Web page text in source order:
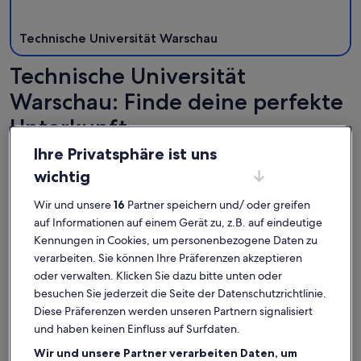
Technische Universität Warschau
Technische Universität
Warschau: Finde deine perfekte
Unterkunft
Weitere Infos zu Villa large garden, outdoor pool, 25 mins
Ihre Privatsphäre ist uns
wichtig
Wir und unsere16 Partner speichern und/ oder greifen
auf Informationen auf einem Gerät zu, z.B. auf eindeutige
Kennungen in Cookies, um personenbezogene Daten zu
verarbeiten. Sie können Ihre Präferenzen akzeptieren
oder verwalten. Klicken Sie dazu bitte unten oder
besuchen Sie jederzeit die Seite der Datenschutzrichtlinie.
Diese Präferenzen werden unseren Partnern signalisiert
und haben keinen Einfluss auf Surfdaten.
Wir und unsere Partner verarbeiten Daten, um